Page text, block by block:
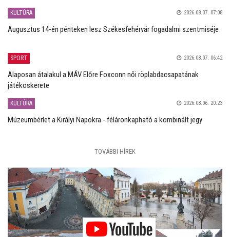
KULTÚRA 2026.08.07. 07:08
Augusztus 14-én pénteken lesz Székesfehérvár fogadalmi szentmiséje
SPORT 2026.08.07. 06:42
Alaposan átalakul a MÁV Előre Foxconn női röplabdacsapatának
játékoskerete
KULTÚRA 2026.08.06. 20:23
Múzeumbérlet a Királyi Napokra - féláronkapható a kombinált jegy
TOVÁBBI HÍREK